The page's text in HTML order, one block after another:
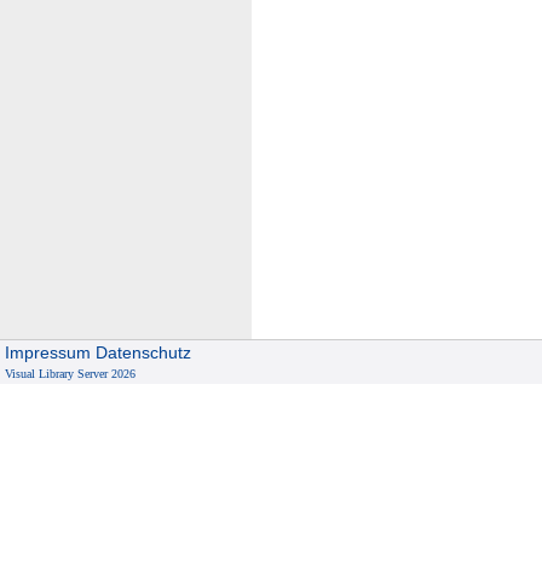
Impressum Datenschutz
Visual Library Server 2026